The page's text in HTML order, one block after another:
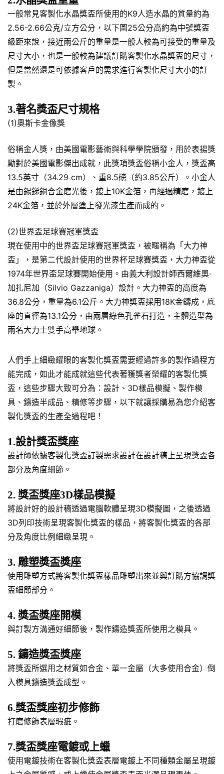
一般常見客製化水晶獎盃所使用的K9人造水晶的質量約為
2.56-2.66公克/立方公分，以下圖25公分高約為中號獎盃
級距來說，接近兩公斤的重量是一般人較為可接受的重量及
尺寸大小，也是一般較為建議訂購客製化水晶獎盃的尺寸，
但是當然還是可依據客戶的需求進行客製化尺寸大小的訂
製。
3.著名獎盃尺寸規格
(1)奧斯卡金像獎
俗稱金人獎，由美國電影藝術與科學學院頒發，用於表揚獎
勵對於美國電影傑出成就，此獎項獎盃俗稱小金人，獎盃高
13.5英寸（34.29 cm）、重8.5磅（約3.85公斤）。小金人
是由錫銻銅合金磨光後，鍍上10K金箔，再經過精磨，鍍上
24K金箔，並於外層塗上發光漆生產而成的。
(2)世界盃足球賽冠軍獎盃
現在使用中的世界盃足球賽冠軍獎盃，被暱稱為「大力神
盃」，是第二代設計使用的世界杯足球賽獎盃，大力神盃從
1974年世界盃足球賽開始使用。由義大利設計師西爾維奧·
加扎尼加（Silvio Gazzaniga）設計。大力神盃的高度為
36.8公分，重量為6.1公斤。大力神獎盃採用18K金鑄成，底
座的直徑為13.1公分，由兩層綠色孔雀石打造，主體造型為
兩名大力士雙手高舉地球。
人們手上細緻耀眼的客製化獎盃需要經過許多的製作過程方
能完成，如此才能成就這些代表著獲獎者榮耀的客製化獎
盃，這些步驟大致可分為：設計、3D樣品模擬、製作模
具、鑄造半成品、精修等步驟，以下就讓採購易為您介紹客
製化獎盃的生產全過程吧！
1.設計獎盃獎座
設計師依據客製化獎盃訂製需求設計在設計稿上呈現獎盃各
部分及角度細節。
2. 獎盃獎座3D樣品模擬
將設計好的設計稿透過電腦軟體呈現3D模擬圖，之後透過
3D列印技術呈現客製化獎盃的樣品，將客製化獎盃的各部
分及角度比例細緻呈現。
3. 雕塑獎盃獎座
使用雕塑方式將客製化獎盃樣品雕塑出來並與訂購方協調獎
盃細節部分。
4. 獎盃獎座開模
與訂製方溝通好細節後，製作鑄造獎盃所使用之模具。
5. 鑄造獎盃獎座
將獎盃所選用之材質如合金、單一金屬（大多使用合金）倒
入模具鑄造獎盃成型。
6.獎盃獎座初步修飾
打磨修飾表層瑕疵。
7.獎盃獎座電鍍或上蠟
使用電鍍技術在客製化獎盃表層電鍍上不同種類金屬呈現鍍